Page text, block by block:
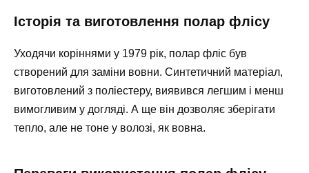
Історія та виготовлення полар флісу
Уходячи коріннями у 1979 рік, полар фліс був
створений для заміни вовни. Синтетичний матеріал,
виготовлений з поліестеру, виявився легшим і менш
вимогливим у догляді. А ще він дозволяє зберігати
тепло, але не тоне у волозі, як вовна.